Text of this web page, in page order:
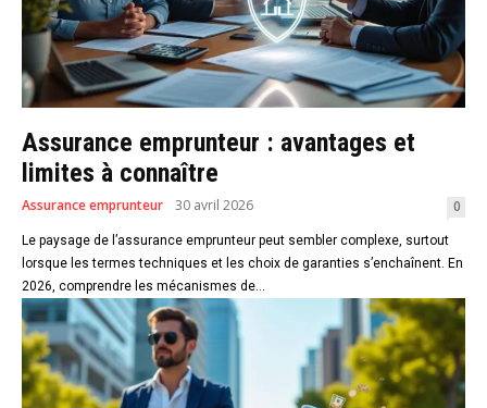
Assurance emprunteur : avantages et
limites à connaître
Assurance emprunteur 30 avril 2026 0
Le paysage de l’assurance emprunteur peut sembler complexe, surtout
lorsque les termes techniques et les choix de garanties s’enchaînent. En
2026, comprendre les mécanismes de...